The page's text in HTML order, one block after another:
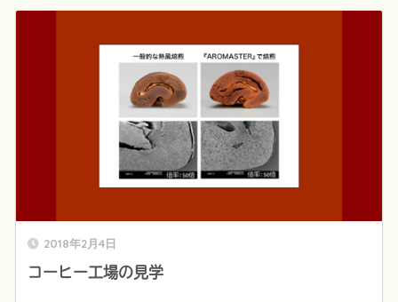
2018年2月4日
コーヒー工場の見学